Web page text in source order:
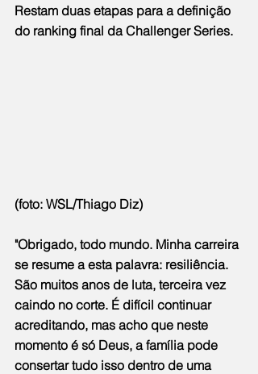
Restam duas etapas para a definição
do ranking final da Challenger Series.
(foto: WSL/Thiago Diz)
"Obrigado, todo mundo. Minha carreira
se resume a esta palavra: resiliência.
São muitos anos de luta, terceira vez
caindo no corte. É difícil continuar
acreditando, mas acho que neste
momento é só Deus, a família pode
consertar tudo isso dentro de uma